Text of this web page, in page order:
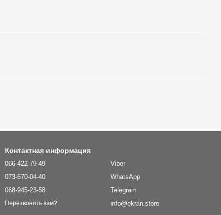
Контактная информация
066-422-79-49
073-670-04-40
068-945-23-58
Перезвонить вам?
Viber
WhatsApp
Telegram
info@ekran.store